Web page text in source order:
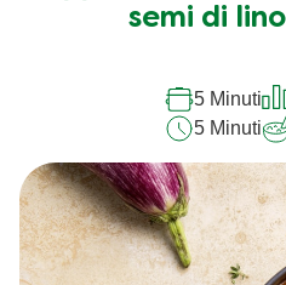
semi di
5 Minuti
5 Minuti